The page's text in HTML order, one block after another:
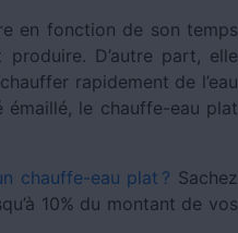
en fonction de son temps
D’autre part, elle
rapidement de l’eau
le chauffe-eau plat
chauffe-eau plat ? Sachez
10% du montant de vos